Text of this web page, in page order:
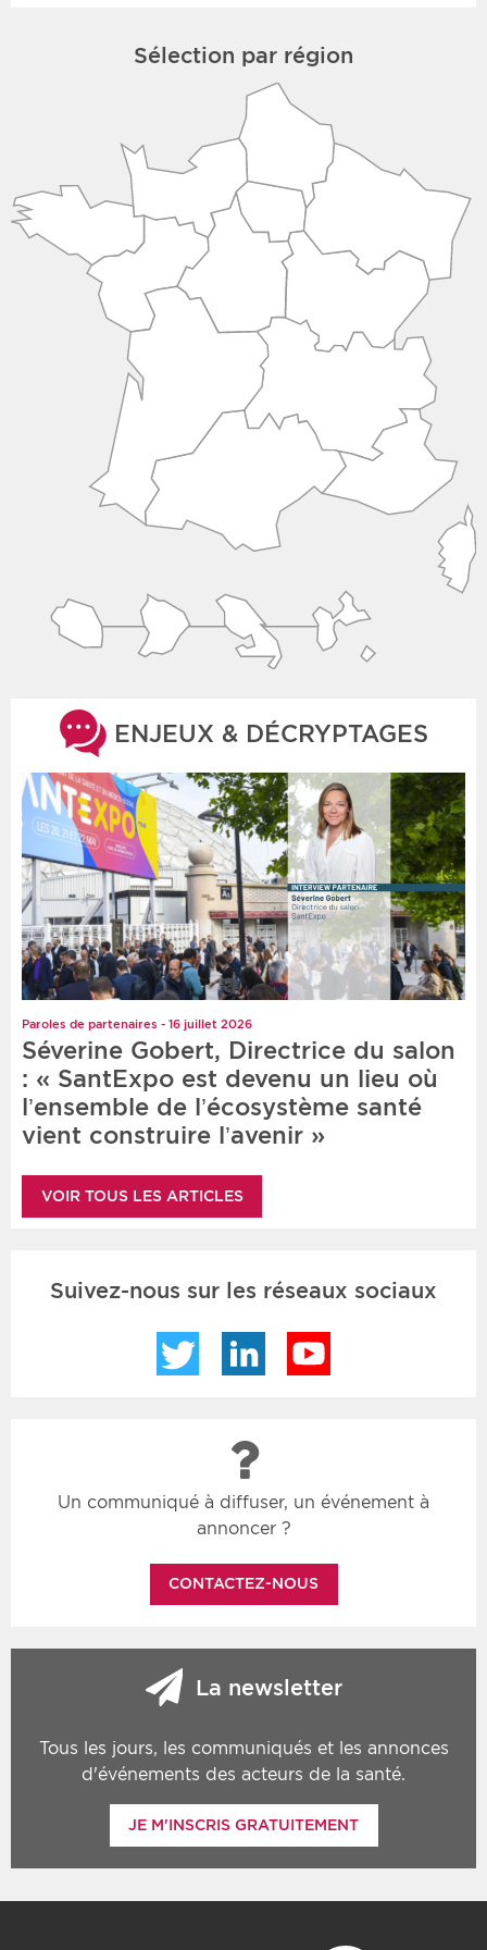
Sélection par région
ENJEUX & DÉCRYPTAGES
Paroles de partenaires - 16 juillet 2026
Séverine Gobert, Directrice du salon
: « SantExpo est devenu un lieu où
l’ensemble de l’écosystème santé
vient construire l’avenir »
VOIR TOUS LES ARTICLES
Suivez-nous sur les réseaux sociaux
Twitter LinkedIn
Un communiqué à diffuser, un événement à
annoncer ?
CONTACTEZ-NOUS
La newsletter
Tous les jours, les communiqués et les annonces
d'événements des acteurs de la santé.
JE M'INSCRIS GRATUITEMENT